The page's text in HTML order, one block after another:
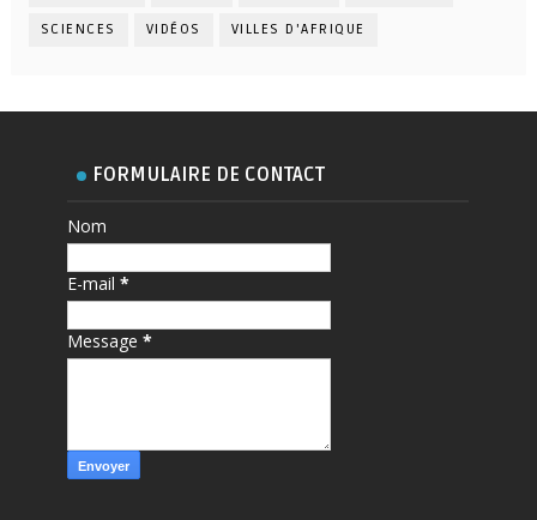
SCIENCES VIDÉOS VILLES D'AFRIQUE
FORMULAIRE DE CONTACT
Nom
E-mail*
Message*